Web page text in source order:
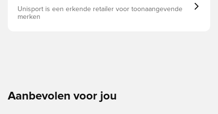
Unisport is een erkende retailer voor toonaangevende
merken
Aanbevolen voor jou